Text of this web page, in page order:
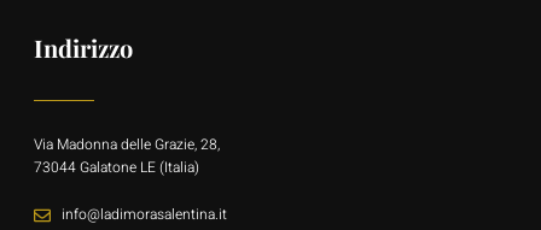
Indirizzo
Via Madonna delle Grazie, 28,
73044 Galatone LE (Italia)
info@ladimorasalentina.it